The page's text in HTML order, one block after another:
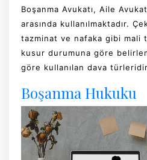
Boşanma Avukatı, Aile
arasında kullanılmaktadır.
tazminat ve nafaka gibi mali
kusur durumuna göre
göre kullanılan dava
Boşanma Hukuku